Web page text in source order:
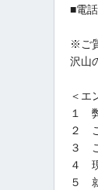
■電
※ご
沢山
＜エ
１
２
３
４
５